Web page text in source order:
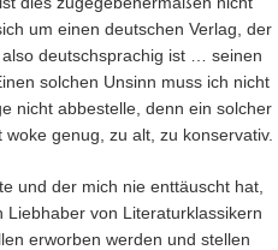
um einen deutschen Verlag, der
deutschsprachig ist … seinen
solchen Unsinn muss ich nicht
nicht abbestelle, denn ein solcher
genug, zu alt, zu konservativ.
und der mich nie enttäuscht hat,
Liebhaber von Literaturklassikern
erworben werden und stellen